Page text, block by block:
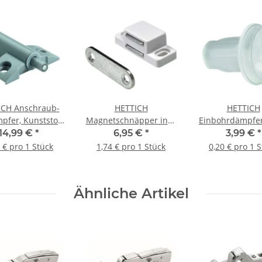
Anschraub-
Kunststoff,
10 Stück
€ *
€ pro 1 Stück
HETTICH
Magnetschnäpper inkl.
Schrauben, 35 x 15 mm,
weiß, 4 Stück
6,95 € *
1,74 € pro 1 Stück
HETTICH
19 x 9 mm,
transparent,
3,99 € *
0,20 € pro 1
Ähnliche Artikel